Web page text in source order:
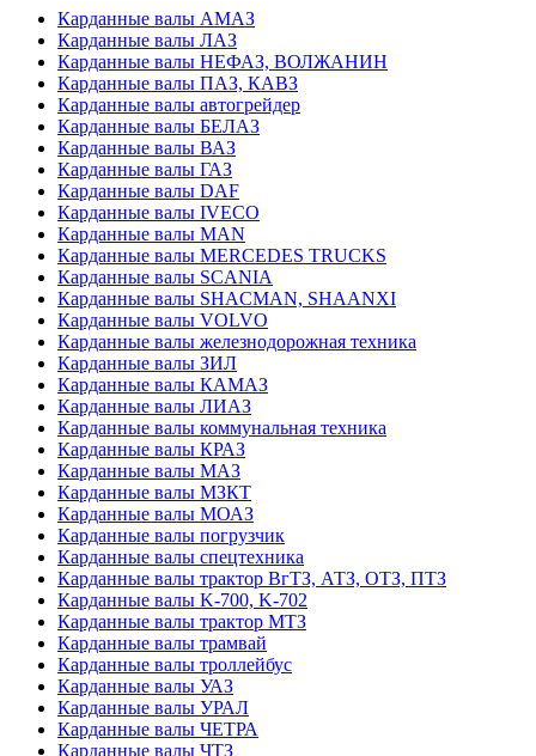
Карданные валы АМАЗ
Карданные валы ЛАЗ
Карданные валы НЕФАЗ, ВОЛЖАНИН
Карданные валы ПАЗ, КАВЗ
Карданные валы автогрейдер
Карданные валы БЕЛАЗ
Карданные валы ВАЗ
Карданные валы ГАЗ
Карданные валы DAF
Карданные валы IVECO
Карданные валы MAN
Карданные валы MERCEDES TRUCKS
Карданные валы SCANIA
Карданные валы SHACMAN, SHAANXI
Карданные валы VOLVO
Карданные валы железнодорожная техника
Карданные валы ЗИЛ
Карданные валы КАМАЗ
Карданные валы ЛИАЗ
Карданные валы коммунальная техника
Карданные валы КРАЗ
Карданные валы МАЗ
Карданные валы МЗКТ
Карданные валы МОАЗ
Карданные валы погрузчик
Карданные валы спецтехника
Карданные валы трактор ВгТЗ, АТЗ, ОТЗ, ПТЗ
Карданные валы K-700, K-702
Карданные валы трактор МТЗ
Карданные валы трамвай
Карданные валы троллейбус
Карданные валы УАЗ
Карданные валы УРАЛ
Карданные валы ЧЕТРА
Карданные валы ЧТЗ